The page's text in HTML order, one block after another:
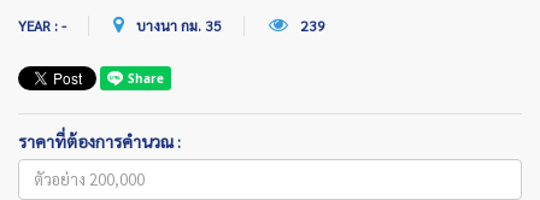
YEAR : - บางนา กม. 35 239
ราคาที่ต้องการคำนวณ :